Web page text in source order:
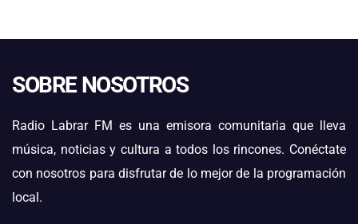
SOBRE NOSOTROS
Radio Labrar FM es una emisora comunitaria que lleva
música, noticias y cultura a todos los rincones. Conéctate
con nosotros para disfrutar de lo mejor de la programación
local.